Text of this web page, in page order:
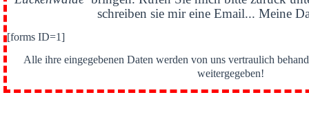
schreiben sie mir eine Email... Meine
[forms ID=1]
Alle ihre eingegebenen Daten werden von uns vertraulich
weitergegeben!